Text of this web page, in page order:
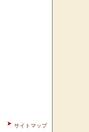
サイトマップ